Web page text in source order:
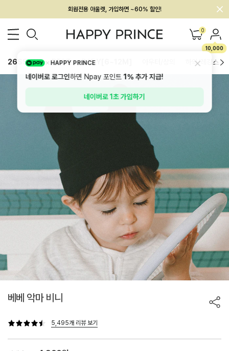
회원전용 아울렛, 가입하면 ~60% 할인!
멤버십 최대 28,000원 혜택 0
10,000
26SS 신상 BEST BABY[6~12M] 하의/레깅스
베베 악마 비니
5,495개 리뷰 보기
HAPPY PRINCE
네이버로 로그인하면 Npay 포인트1%추가 지급!
네이버로 1초 가입하기